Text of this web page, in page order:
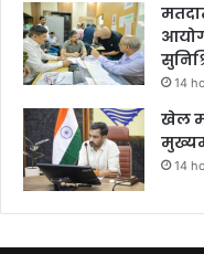
14
खेल
14